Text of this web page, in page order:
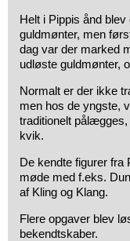
Helt i Pippis ånd
guldmønter, men
dag var der marked
udløste guldmønter,
Normalt er der ikke
men hos de yngste,
traditionelt
kvik.
De kendte figurer fra
møde med f.eks.
af Kling og Klang.
Flere opgaver blev
bekendtskaber.